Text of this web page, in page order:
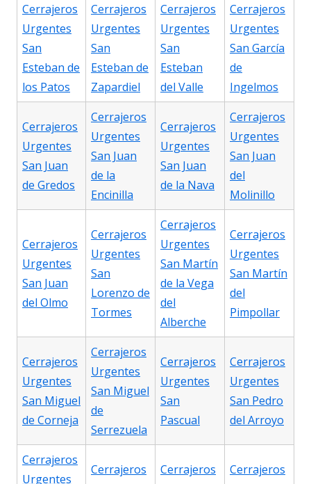
Cerrajeros
Urgentes
San
Esteban de
los Patos
Cerrajeros
Urgentes
San
Esteban de
Zapardiel
Cerrajeros
Urgentes
San
Esteban
del Valle
Cerrajeros
Urgentes
San García
de
Ingelmos
Cerrajeros
Urgentes
San Juan
de Gredos
Cerrajeros
Urgentes
San Juan
de la
Encinilla
Cerrajeros
Urgentes
San Juan
de la Nava
Cerrajeros
Urgentes
San Juan
del
Molinillo
Cerrajeros
Urgentes
San Juan
del Olmo
Cerrajeros
Urgentes
San
Lorenzo de
Tormes
Cerrajeros
Urgentes
San Martín
de la Vega
del
Alberche
Cerrajeros
Urgentes
San Martín
del
Pimpollar
Cerrajeros
Urgentes
San Miguel
de Corneja
Cerrajeros
Urgentes
San Miguel
de
Serrezuela
Cerrajeros
Urgentes
San
Pascual
Cerrajeros
Urgentes
San Pedro
del Arroyo
Cerrajeros
Urgentes
Cerrajeros
Cerrajeros
Cerrajeros